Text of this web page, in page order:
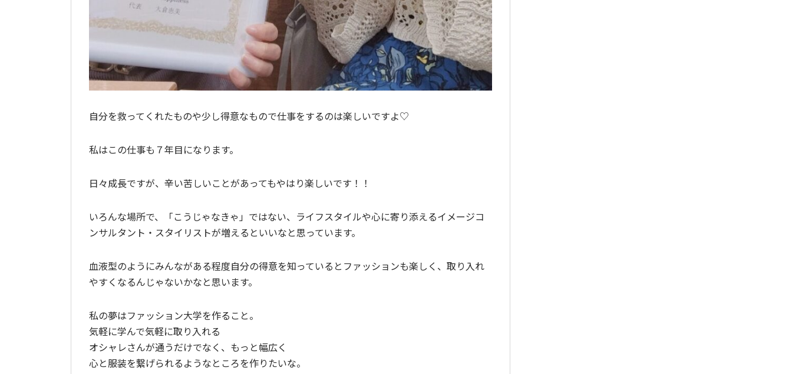
自分を救ってくれたものや少し得意なもので仕事をするのは楽しいですよ♡
私はこの仕事も７年目になります。
日々成長ですが、辛い苦しいことがあってもやはり楽しいです！！
いろんな場所で、「こうじゃなきゃ」ではない、ライフスタイルや心に寄り添えるイメージコ
ンサルタント・スタイリストが増えるといいなと思っています。
血液型のようにみんながある程度自分の得意を知っているとファッションも楽しく、取り入れ
やすくなるんじゃないかなと思います。
私の夢はファッション大学を作ること。
気軽に学んで気軽に取り入れる
オシャレさんが通うだけでなく、もっと幅広く
心と服装を繋げられるようなところを作りたいな。